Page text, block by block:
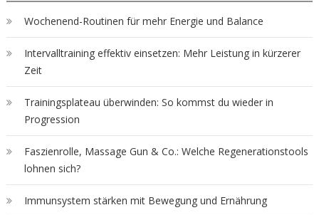
Wochenend-Routinen für mehr Energie und Balance
Intervalltraining effektiv einsetzen: Mehr Leistung in kürzerer
Zeit
Trainingsplateau überwinden: So kommst du wieder in
Progression
Faszienrolle, Massage Gun & Co.: Welche Regenerationstools
lohnen sich?
Immunsystem stärken mit Bewegung und Ernährung